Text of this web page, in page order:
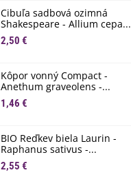
Cibuľa sadbová ozimná
Shakespeare - Allium cepa...
2,50 €
Kôpor vonný Compact -
Anethum graveolens -...
1,46 €
BIO Reďkev biela Laurin -
Raphanus sativus -...
2,55 €